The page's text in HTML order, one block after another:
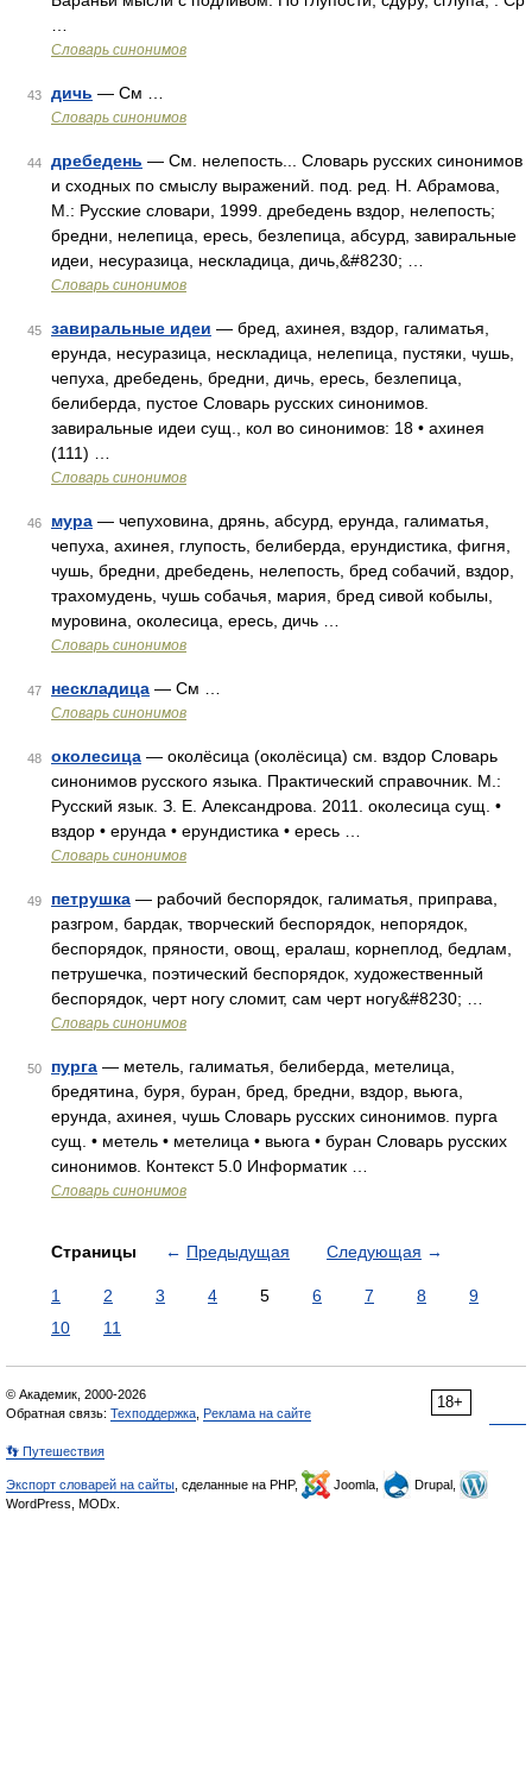
Словарь синонимов
43 дичь — См …
Словарь синонимов
44 дребедень — См. нелепость... Словарь русских синонимов
и сходных по смыслу выражений. под. ред. Н. Абрамова,
М.: Русские словари, 1999. дребедень вздор, нелепость;
бредни, нелепица, ересь, безлепица, абсурд, завиральные
идеи, несуразица, нескладица, дичь,&#8230; …
Словарь синонимов
45 завиральные идеи — бред, ахинея, вздор, галиматья,
ерунда, несуразица, нескладица, нелепица, пустяки, чушь,
чепуха, дребедень, бредни, дичь, ересь, безлепица,
белиберда, пустое Словарь русских синонимов.
завиральные идеи сущ., кол во синонимов: 18 • ахинея
(111) …
Словарь синонимов
46 мура — чепуховина, дрянь, абсурд, ерунда, галиматья,
чепуха, ахинея, глупость, белиберда, ерундистика, фигня,
чушь, бредни, дребедень, нелепость, бред собачий, вздор,
трахомудень, чушь собачья, мария, бред сивой кобылы,
муровина, околесица, ересь, дичь …
Словарь синонимов
47 нескладица — См …
Словарь синонимов
48 околесица — околёсица (околёсица) см. вздор Словарь
синонимов русского языка. Практический справочник. М.:
Русский язык. З. Е. Александрова. 2011. околесица сущ. •
вздор • ерунда • ерундистика • ересь …
Словарь синонимов
49 петрушка — рабочий беспорядок, галиматья, приправа,
разгром, бардак, творческий беспорядок, непорядок,
беспорядок, пряности, овощ, ералаш, корнеплод, бедлам,
петрушечка, поэтический беспорядок, художественный
беспорядок, черт ногу сломит, сам черт ногу&#8230; …
Словарь синонимов
50 пурга — метель, галиматья, белиберда, метелица,
бредятина, буря, буран, бред, бредни, вздор, вьюга,
ерунда, ахинея, чушь Словарь русских синонимов. пурга
сущ. • метель • метелица • вьюга • буран Словарь русских
синонимов. Контекст 5.0 Информатик …
Словарь синонимов
Страницы ← Предыдущая Следующая →
1 2 3 4 5 6 7 8
9
10
11
18+
© Академик, 2000-2026
Обратная связь: Техподдержка Реклама на сайте
👣 Путешествия
Экспорт словарей на сайты , сделанные на PHP, Joomla,
Drupal,
WordPress, MODx.